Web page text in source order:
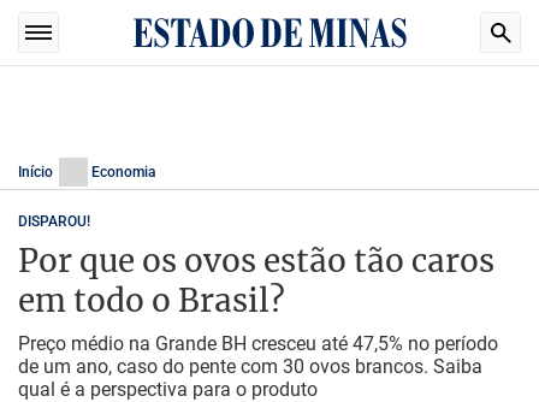
Início Economia
DISPAROU!
Por que os ovos estão tão caros
em todo o Brasil?
Preço médio na Grande BH cresceu até 47,5% no período
de um ano, caso do pente com 30 ovos brancos. Saiba
qual é a perspectiva para o produto